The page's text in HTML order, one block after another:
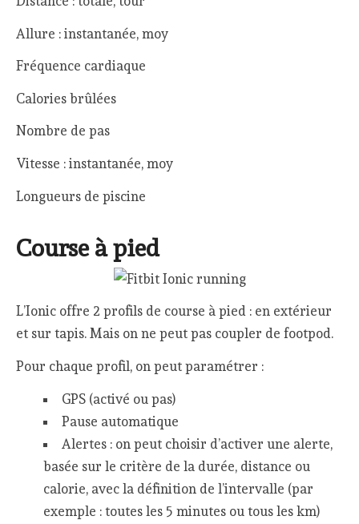
Allure : instantanée, moy
Fréquence cardiaque
Calories brûlées
Nombre de pas
Vitesse : instantanée, moy
Longueurs de piscine
Course à pied
L’Ionic offre 2 profils de course à pied : en extérieur
et sur tapis. Mais on ne peut pas coupler de footpod.
Pour chaque profil, on peut paramétrer :
GPS (activé ou pas)
Pause automatique
Alertes : on peut choisir d’activer une alerte,
basée sur le critère de la durée, distance ou
calorie, avec la définition de l’intervalle (par
exemple : toutes les 5 minutes ou tous les km)